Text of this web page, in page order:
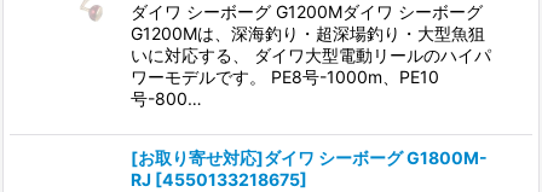
ダイワ シーボーグ G1200Mダイワ シーボーグ
G1200Mは、深海釣り・超深場釣り・大型魚狙
いに対応する、 ダイワ大型電動リールのハイパ
ワーモデルです。 PE8号-1000m、PE10
号-800…
[お取り寄せ対応]ダイワ シーボーグ G1800M-
RJ [4550133218675]